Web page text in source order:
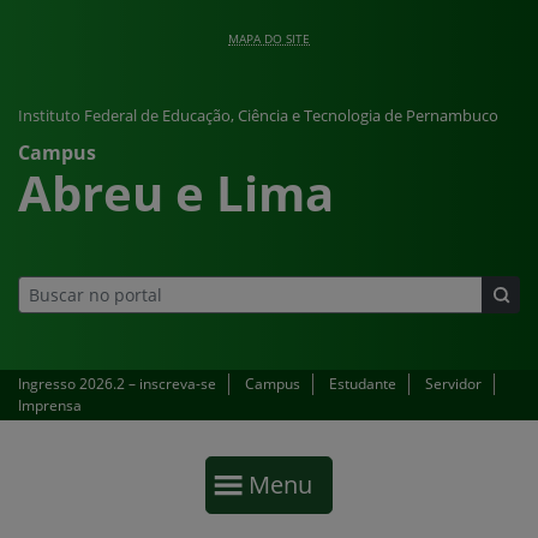
MAPA DO SITE
Instituto Federal de Educação, Ciência e Tecnologia de Pernambuco
Campus
Abreu e Lima
Ingresso 2026.2 – inscreva-se Campus Estudante
Servidor
Imprensa
Mostrar
Menu